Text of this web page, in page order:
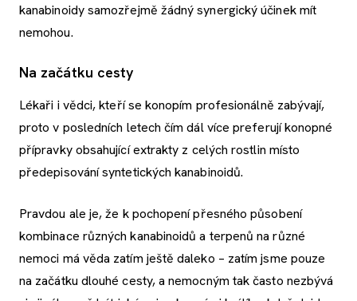
kanabinoidy samozřejmě žádný synergický účinek mít
nemohou.
Na začátku cesty
Lékaři i vědci, kteří se konopím profesionálně zabývají,
proto v posledních letech čím dál více preferují konopné
přípravky obsahující extrakty z celých rostlin místo
předepisování syntetických kanabinoidů.
Pravdou ale je, že k pochopení přesného působení
kombinace různých kanabinoidů a terpenů na různé
nemoci má věda zatím ještě daleko – zatím jsme pouze
na začátku dlouhé cesty, a nemocným tak často nezbývá